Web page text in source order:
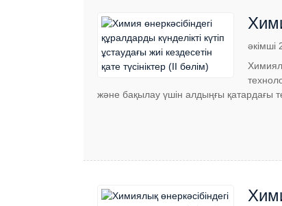
әкімші
және бақылау үшін алдыңғы қатардағы